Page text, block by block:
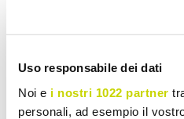
Uso responsabile dei dati
Noi e i nostri 1022 partner
personali, ad esempio il
Take